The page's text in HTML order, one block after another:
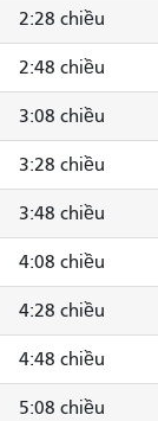
2:28 chiều
2:48 chiều
3:08 chiều
3:28 chiều
3:48 chiều
4:08 chiều
4:28 chiều
4:48 chiều
5:08 chiều